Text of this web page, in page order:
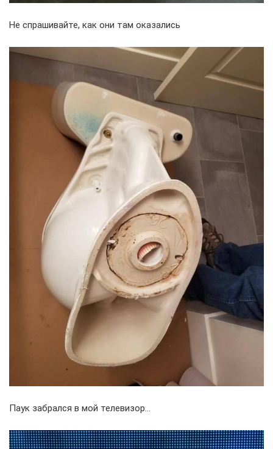
Не спрашивайте, как они там оказались
Паук забрался в мой телевизор…